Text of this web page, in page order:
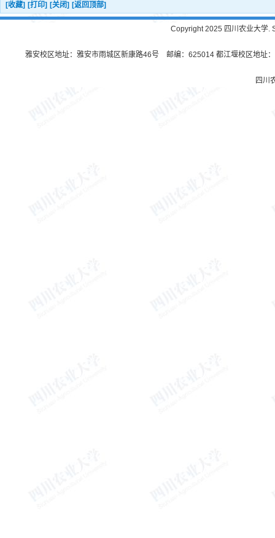
[收藏] [打印] [关闭] [返回顶部]
Copyright 2025 四川农业大学.
雅安校区地址：雅安市雨城区新康路46号 邮编：625014 都江堰校区地址
四川